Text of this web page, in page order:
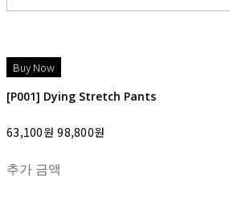
[P001] Dying Stretch Pants
63,100원98,800원
추가 금액